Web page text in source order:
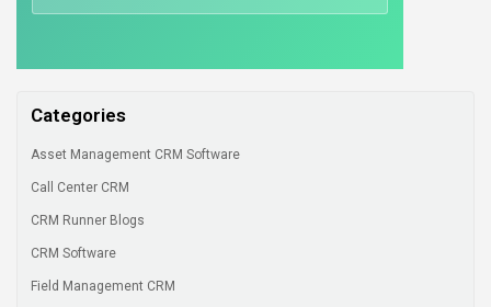
Categories
Asset Management CRM Software
Call Center CRM
CRM Runner Blogs
CRM Software
Field Management CRM